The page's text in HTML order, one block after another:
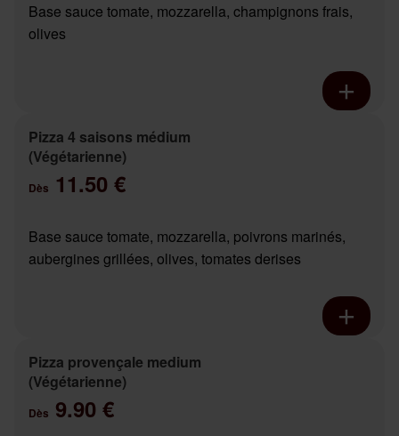
Base sauce tomate, mozzarella, champignons frais,
olives
Pizza 4 saisons médium
(Végétarienne)
Dès 11.50 €
Base sauce tomate, mozzarella, poivrons marinés,
aubergines grillées, olives, tomates derises
Pizza provençale medium
(Végétarienne)
Dès 9.90 €